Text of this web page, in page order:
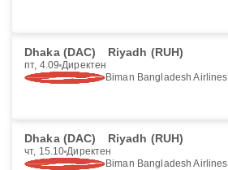
Dhaka (DAC) Riyadh (RUH)
пт, 4.09 Директен
Biman Bangladesh Airlines
Dhaka (DAC) Riyadh (RUH)
чт, 15.10 Директен
Biman Bangladesh Airlines